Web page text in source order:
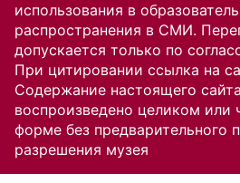
использования в
распространения в СМИ.
допускается только по
При цитировании ссылка на
Содержание настоящего
воспроизведено целиком или
форме без предварительного
разрешения музея